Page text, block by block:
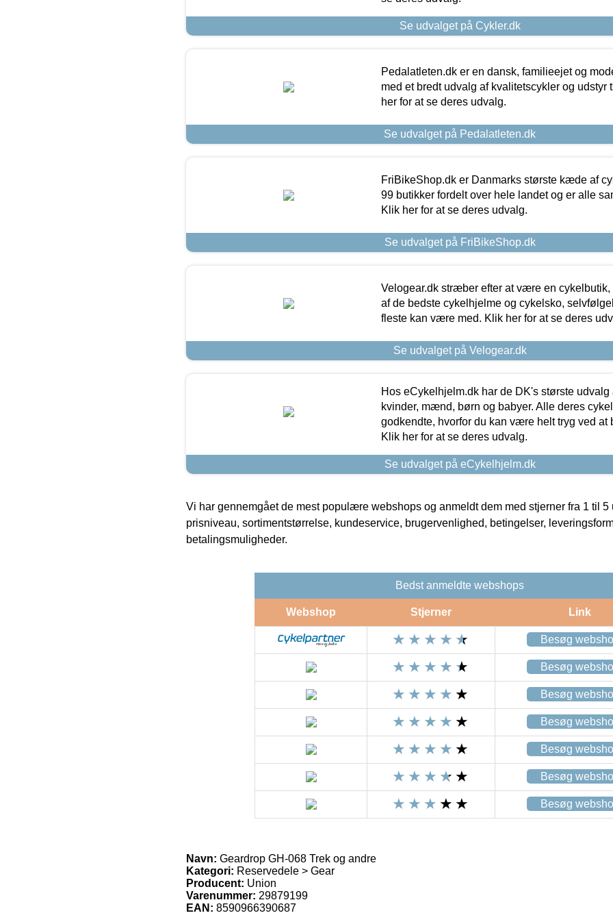
Se udvalget på Cykler.dk
Pedalatleten.dk er en dansk, familieejet og
med et bredt udvalg af kvalitetscykler og udstyr
her for at se deres udvalg.
Se udvalget på Pedalatleten.dk
FriBikeShop.dk er Danmarks største kæde af
99 butikker fordelt over hele landet og er alle
Klik her for at se deres udvalg.
Se udvalget på FriBikeShop.dk
Velogear.dk stræber efter at være en cykelbutik,
af de bedste cykelhjelme og cykelsko,
fleste kan være med. Klik her for at se deres
Se udvalget på Velogear.dk
Hos eCykelhjelm.dk har de DK's største udvalg
kvinder, mænd, børn og babyer. Alle deres
godkendte, hvorfor du kan være helt tryg ved at
Klik her for at se deres udvalg.
Se udvalget på eCykelhjelm.dk
Vi har gennemgået de mest populære webshops og anmeldt dem med stjerner fra 1 til 5
prisniveau, sortimentstørrelse, kundeservice, brugervenlighed, betingelser,
betalingsmuligheder.
Bedst anmeldte webshops
Webshop Stjerner Link
Besøg
Besøg
Besøg
Besøg
Besøg
Besøg
Besøg
Navn: Geardrop GH-068 Trek og andre
Kategori: Reservedele > Gear
Producent: Union
Varenummer: 29879199
EAN: 8590966390687